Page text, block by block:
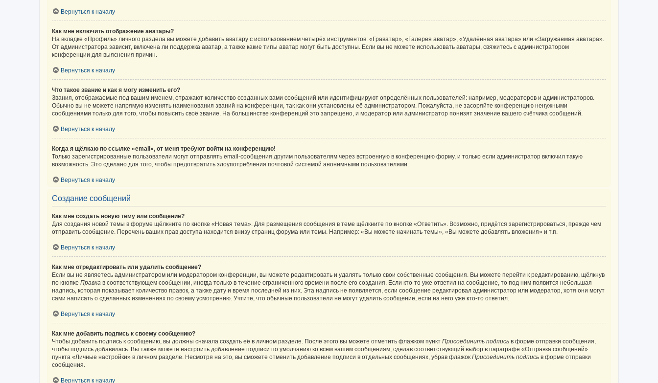
Вернуться к началу
Как мне включить отображение аватары?
На вкладке «Профиль» личного раздела вы можете добавить аватару с использованием четырёх инструментов: «Граватар», «Галерея аватар», «Удалённая аватара» или «Загружаемая аватара».
От администратора зависит, включена ли поддержка аватар, а также какие типы аватар могут быть доступны. Если вы не можете использовать аватары, свяжитесь с администратором
конференции для выяснения причин.
Вернуться к началу
Что такое звание и как я могу изменить его?
Звания, отображаемые под вашим именем, отражают количество созданных вами сообщений или идентифицируют определённых пользователей: например, модераторов и администраторов.
Обычно вы не можете напрямую изменять наименования званий на конференции, так как они установлены её администратором. Пожалуйста, не засоряйте конференцию ненужными
сообщениями только для того, чтобы повысить своё звание. На большинстве конференций это запрещено, и модератор или администратор понизят значение вашего счётчика сообщений.
Вернуться к началу
Когда я щёлкаю по ссылке «email», от меня требуют войти на конференцию!
Только зарегистрированные пользователи могут отправлять email-сообщения другим пользователям через встроенную в конференцию форму, и только если администратор включил такую
возможность. Это сделано для того, чтобы предотвратить злоупотребления почтовой системой анонимными пользователями.
Вернуться к началу
Создание сообщений
Как мне создать новую тему или сообщение?
Для создания новой темы в форуме щёлкните по кнопке «Новая тема». Для размещения сообщения в теме щёлкните по кнопке «Ответить». Возможно, придётся зарегистрироваться, прежде чем
отправить сообщение. Перечень ваших прав доступа находится внизу страниц форума или темы. Например: «Вы можете начинать темы», «Вы можете добавлять вложения» и т.п.
Вернуться к началу
Как мне отредактировать или удалить сообщение?
Если вы не являетесь администратором или модератором конференции, вы можете редактировать и удалять только свои собственные сообщения. Вы можете перейти к редактированию, щёлкнув
по кнопке Правка в соответствующем сообщении, иногда только в течение ограниченного времени после его создания. Если кто-то уже ответил на сообщение, то под ним появится небольшая
надпись, которая показывает количество правок, а также дату и время последней из них. Эта надпись не появляется, если сообщение редактировал администратор или модератор, хотя они могут
сами написать о сделанных изменениях по своему усмотрению. Учтите, что обычные пользователи не могут удалить сообщение, если на него уже кто-то ответил.
Вернуться к началу
Как мне добавить подпись к своему сообщению?
Чтобы добавить подпись к сообщению, вы должны сначала создать её в личном разделе. После этого вы можете отметить флажком пункт Присоединить подпись в форме отправки сообщения,
чтобы подпись добавилась. Вы также можете настроить добавление подписи по умолчанию ко всем вашим сообщениям, сделав соответствующий выбор в параграфе «Отправка сообщений»
пункта «Личные настройки» в личном разделе. Несмотря на это, вы сможете отменить добавление подписи в отдельных сообщениях, убрав флажок Присоединить подпись в форме отправки
сообщения.
Вернуться к началу